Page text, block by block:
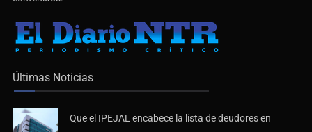
Últimas Noticias
Que el IPEJAL encabece la lista de deudores en